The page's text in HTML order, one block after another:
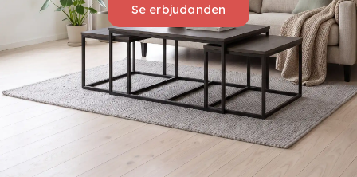
Se erbjudanden